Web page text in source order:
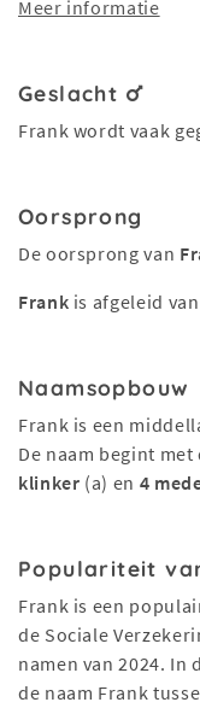
Meer informatie
Geslacht
Frank wordt vaak
Oorsprong
De oorsprong van
Frank is afgeleid
Naamsopbouw
Frank is een
De naam begint
klinker (a) en 4
Populariteit
Frank is een
de Sociale
namen van 2024.
de naam Frank